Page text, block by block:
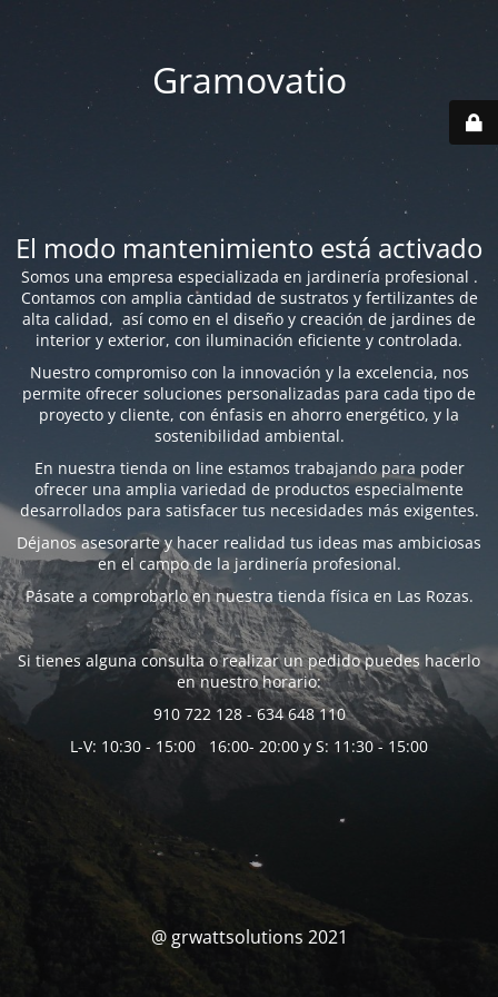
Gramovatio
El modo mantenimiento está activado
Somos una empresa especializada en jardinería profesional .
Contamos con amplia cantidad de sustratos y fertilizantes de
alta calidad, así como en el diseño y creación de jardines de
interior y exterior, con iluminación eficiente y controlada.
Nuestro compromiso con la innovación y la excelencia, nos
permite ofrecer soluciones personalizadas para cada tipo de
proyecto y cliente, con énfasis en ahorro energético, y la
sostenibilidad ambiental.
En nuestra tienda on line estamos trabajando para poder
ofrecer una amplia variedad de productos especialmente
desarrollados para satisfacer tus necesidades más exigentes.
Déjanos asesorarte y hacer realidad tus ideas mas ambiciosas
en el campo de la jardinería profesional.
Pásate a comprobarlo en nuestra tienda física en Las Rozas.
Si tienes alguna consulta o realizar un pedido puedes hacerlo
en nuestro horario:
910 722 128 - 634 648 110
L-V: 10:30 - 15:00 16:00- 20:00 y S: 11:30 - 15:00
@ grwattsolutions 2021